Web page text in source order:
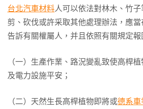
台北汽車材料人可以依法對林木、竹
剪、砍伐或許采取其他處理辦法，應
告訴有關權屬人，并且依照有關規定報
（一）生產作業、路況變亂致使高桿
及電力設施平安；
（二）天然生長高桿植物即將或德系